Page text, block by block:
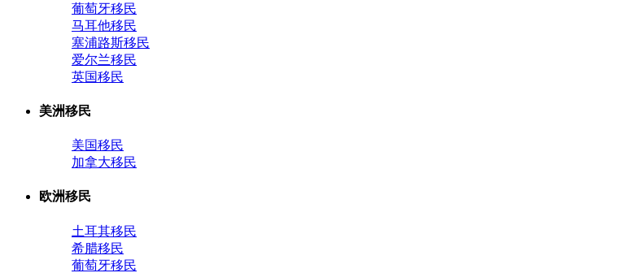
葡萄牙移民
马耳他移民
塞浦路斯移民
爱尔兰移民
英国移民
美洲移民
美国移民
加拿大移民
欧洲移民
土耳其移民
希腊移民
葡萄牙移民